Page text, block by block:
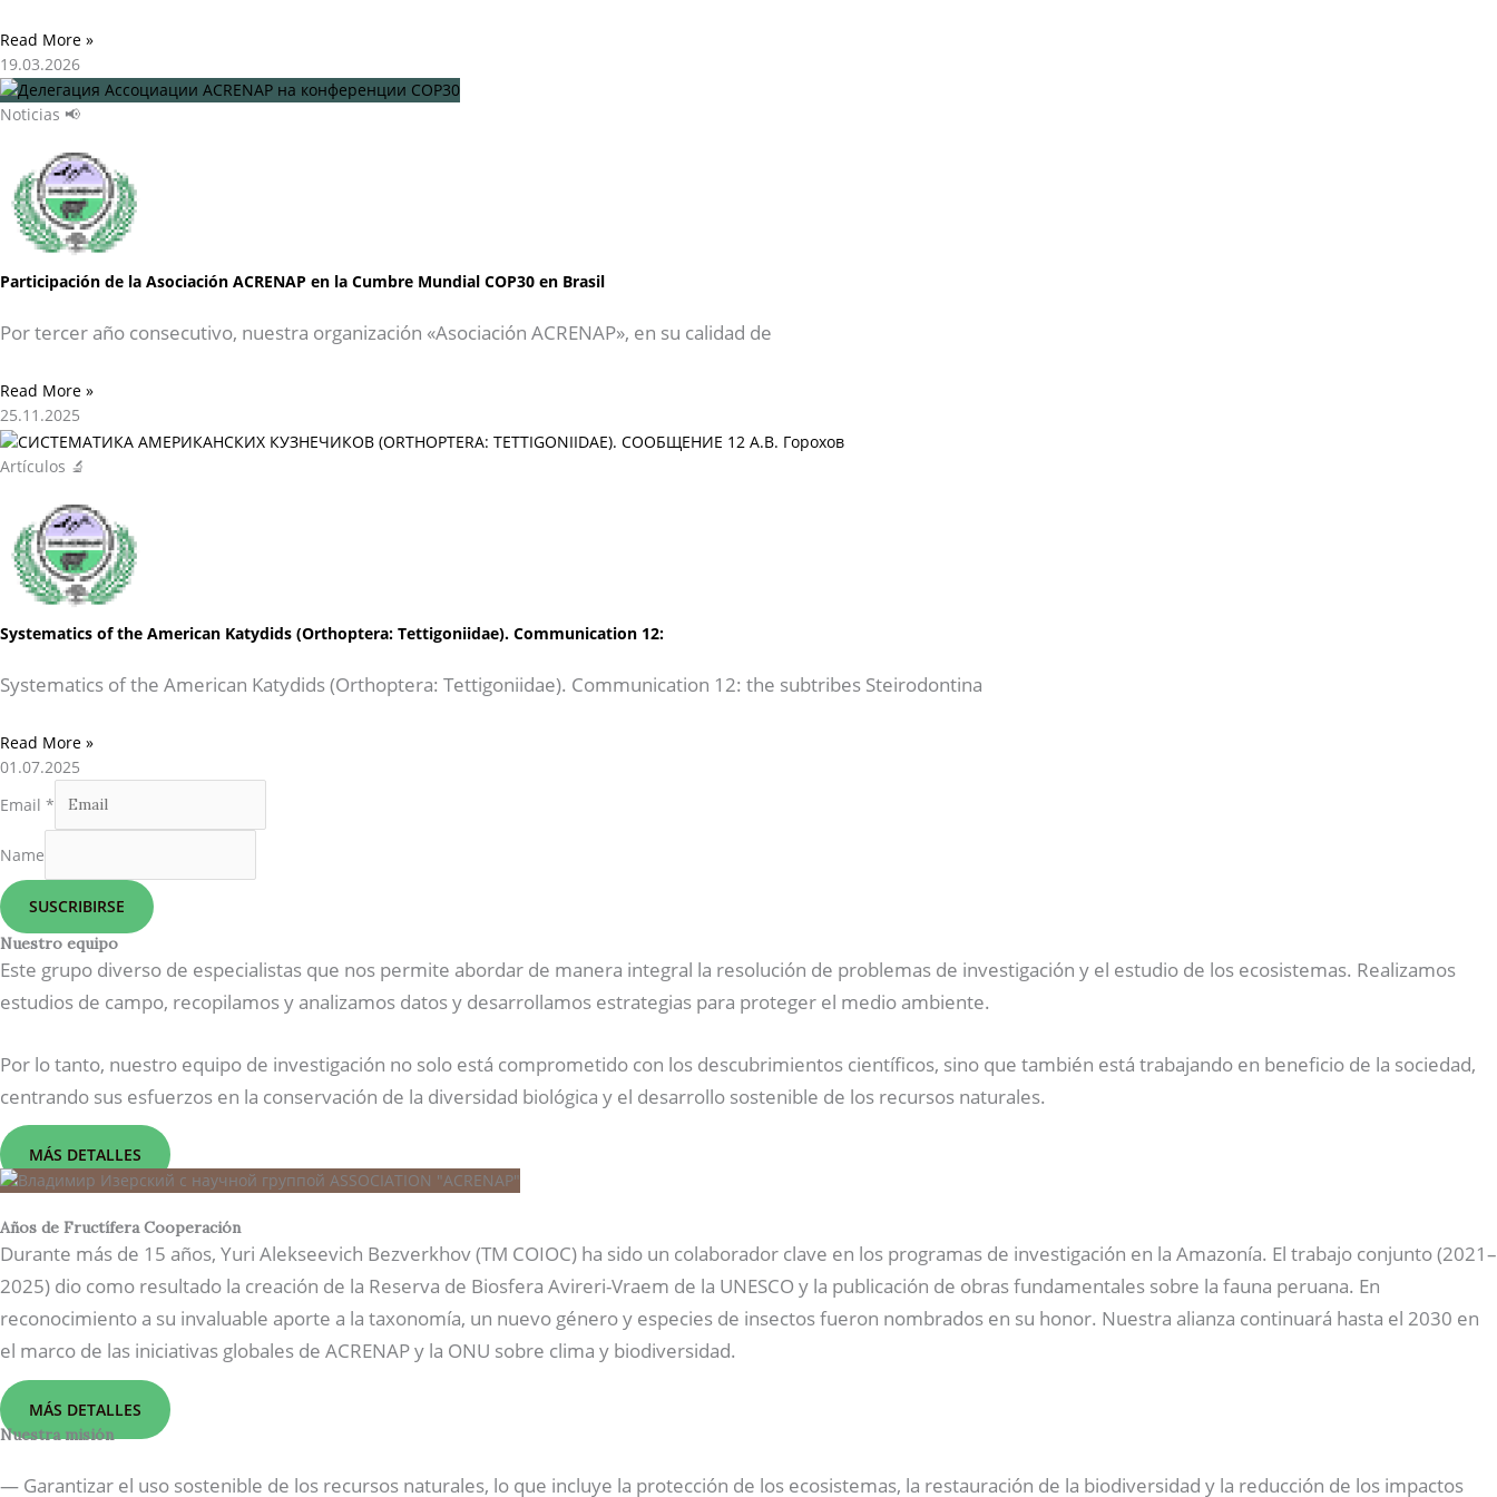
Read More »
19.03.2026
Noticias 📢
Participación de la Asociación ACRENAP en la Cumbre Mundial COP30 en Brasil
Por tercer año consecutivo, nuestra organización «Asociación ACRENAP», en su calidad de
Read More »
25.11.2025
Artículos 🔬
Systematics of the American Katydids (Orthoptera: Tettigoniidae). Communication 12:
Systematics of the American Katydids (Orthoptera: Tettigoniidae). Communication 12: the subtribes Steirodontina
Read More »
01.07.2025
Email *
Name
SUSCRIBIRSE
Nuestro equipo
Este grupo diverso de especialistas que nos permite abordar de manera integral la resolución de problemas de investigación y el estudio de los ecosistemas. Realizamos
estudios de campo, recopilamos y analizamos datos y desarrollamos estrategias para proteger el medio ambiente.
Por lo tanto, nuestro equipo de investigación no solo está comprometido con los descubrimientos científicos, sino que también está trabajando en beneficio de la sociedad,
centrando sus esfuerzos en la conservación de la diversidad biológica y el desarrollo sostenible de los recursos naturales.
MÁS DETALLES
Años de Fructífera Cooperación
Durante más de 15 años, Yuri Alekseevich Bezverkhov (TM COIOC) ha sido un colaborador clave en los programas de investigación en la Amazonía. El trabajo conjunto (2021–
2025) dio como resultado la creación de la Reserva de Biosfera Avireri-Vraem de la UNESCO y la publicación de obras fundamentales sobre la fauna peruana. En
reconocimiento a su invaluable aporte a la taxonomía, un nuevo género y especies de insectos fueron nombrados en su honor. Nuestra alianza continuará hasta el 2030 en
el marco de las iniciativas globales de ACRENAP y la ONU sobre clima y biodiversidad.
MÁS DETALLES
Nuestra misión
— Garantizar el uso sostenible de los recursos naturales, lo que incluye la protección de los ecosistemas, la restauración de la biodiversidad y la reducción de los impactos